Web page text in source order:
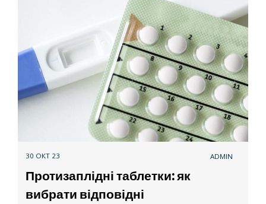
30 ОКТ 23 ADMIN
Протизаплідні таблетки: як
вибрати відповідні